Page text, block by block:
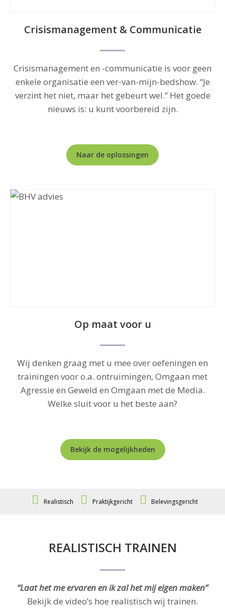
Crisismanagement & Communicatie
Crisismanagement en -communicatie is voor geen
enkele organisatie een ver-van-mijn-bedshow. “Je
verzint het niet, maar het gebeurt wel.” Het goede
nieuws is: u kunt voorbereid zijn.
Naar de oplossingen
Op maat voor u
Wij denken graag met u mee over oefeningen en
trainingen voor o.a. ontruimingen, Omgaan met
Agressie en Geweld en Omgaan met de Media.
Welke sluit voor u het beste aan?
Bekijk de mogelijkheden
Realistisch Praktijkgericht Belevingsgericht
REALISTISCH TRAINEN
“Laat het me ervaren en ik zal het mij eigen maken”
Bekijk de video’s hoe realistisch wij trainen.